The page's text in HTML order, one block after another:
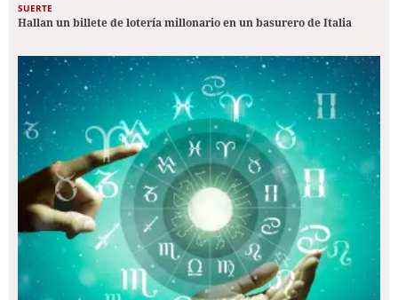
SUERTE
Hallan un billete de lotería millonario en un basurero de Italia